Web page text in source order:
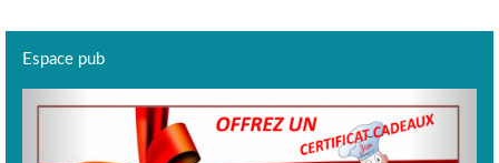
Espace pub